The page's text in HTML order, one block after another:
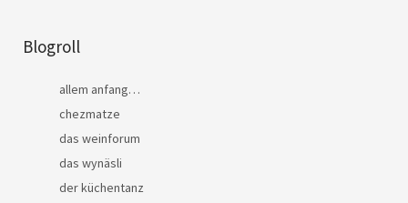
Blogroll
allem anfang…
chezmatze
das weinforum
das wynäsli
der küchentanz